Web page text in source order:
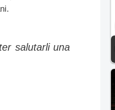
salutarli una